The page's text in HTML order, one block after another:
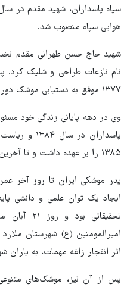
هوایی سپاه منصوب شد.
نام نازعات طراحی و شلیک
۱۳۷۷ موفق به دستیابی موشک دوربرد و قوی شهاب ۳ شد.
وی در دهه پایانی زندگی خود
پاسداران
۱۳۸۵ را بر عهده داشت و تا آخرین روز عمر در این سمت باقی ماند.
پدر موشکی ایران تا روز آخر
ایجاد یک توان علمی و دانشی
امیرالمومنین (ع) شهرستان
اثر انفجار زاغه مهمات، به
پس از آن نیز، موشک‌های